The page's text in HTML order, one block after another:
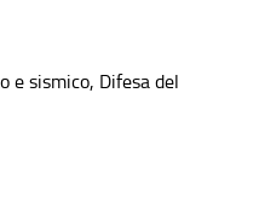
e sismico, Difesa del